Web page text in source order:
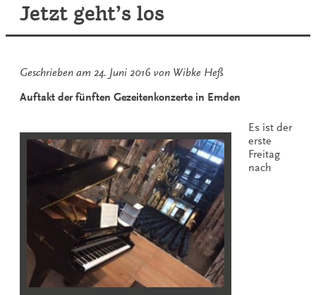
Jetzt geht’s los
Geschrieben am 24. Juni 2016 von Wibke Heß
Auftakt der fünften Gezeitenkonzerte in Emden
Es ist der
erste
Freitag
nach